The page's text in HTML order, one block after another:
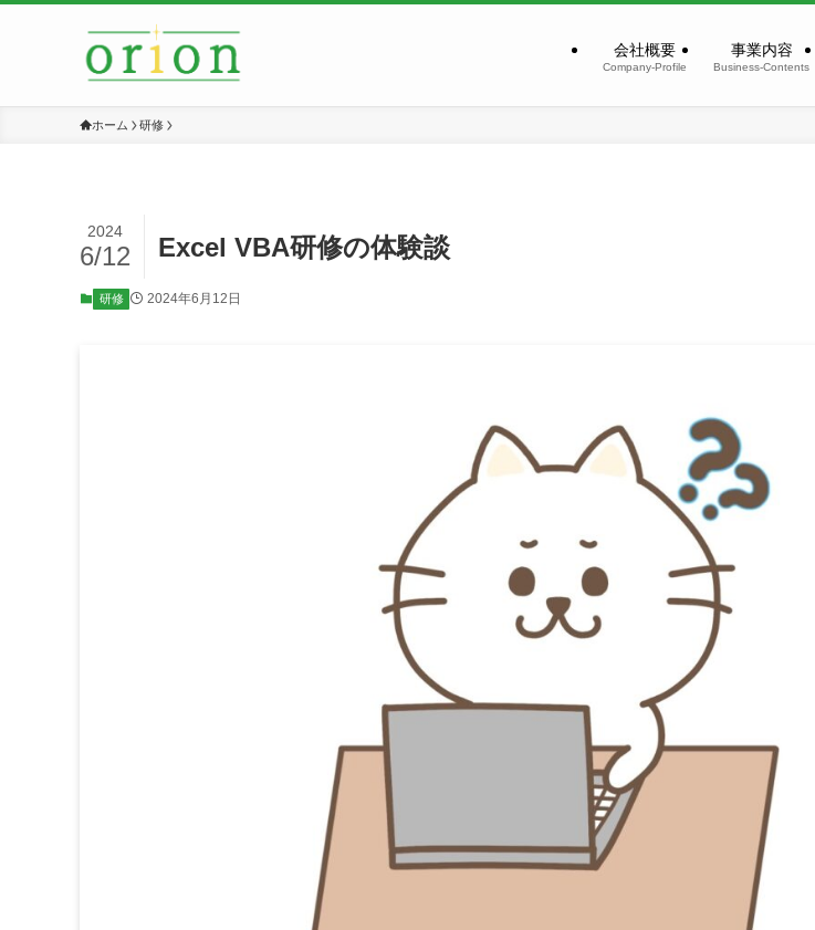
会社概要
Company-Profile
事業内容
Business-Contents
ホーム 研修
Excel VBA研修の体験談
2024
6/12
研修 2024年6月12日